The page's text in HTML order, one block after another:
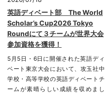
英語ディベート部 The World
Scholar’s Cup2026 Tokyo
Roundにて３チームが世界大会
参加資格を獲得！
5月5日・6日に開催された英語ディ
ベート東京大会において、攻玉社中
学校・高等学校の英語ディベートチ
ームが素晴らしい成績を収めまし